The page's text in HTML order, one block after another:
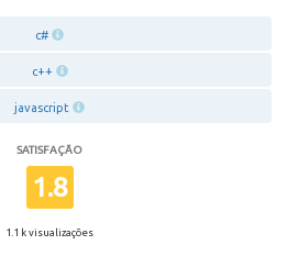
c#
c++
javascript
SATISFAÇÃO
1.8
1.1 k visualizações